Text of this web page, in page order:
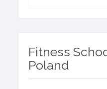
Fitness
Poland